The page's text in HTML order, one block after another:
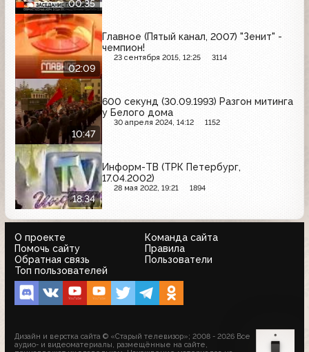
00:35
02:09
Главное (Пятый канал, 2007) "Зенит" -
чемпион!
23 сентября 2015, 12:25 3114
10:47
600 секунд (30.09.1993) Разгон митинга
у Белого дома
30 апреля 2024, 14:12 1152
18:34
Информ-ТВ (ТРК Петербург,
17.04.2002)
28 мая 2022, 19:21 1894
О проекте
Команда сайта
Помочь сайту
Правила
Обратная связь
Пользователи
Топ пользователей
Дизайн и верстка сайта © «Старый телевизор»; 2008 - 2026 Все
аудио- и видеоматериалы, размещённые на сайте,